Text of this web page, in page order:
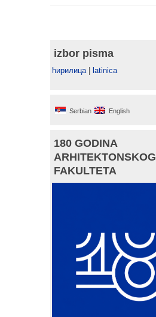
izbor pisma
ћирилица latinica
Serbian English
180 GODINA
ARHITEKTONSKOG
FAKULTETA